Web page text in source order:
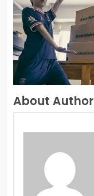
About Author